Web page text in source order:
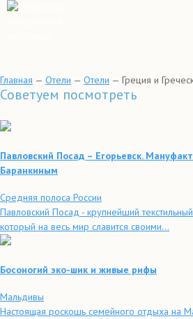
Главная — Отели — Отели — Греция и
Советуем посмотреть
Павловский Посад – Егорьевск.
Баранкиным
Средняя полоса России
Павловский Посад - крупнейший
который на весь мир славится своими...
Босоногий эко-шик и живые рифы
Мальдивы
Настоящая роскошь семейного отдыха на